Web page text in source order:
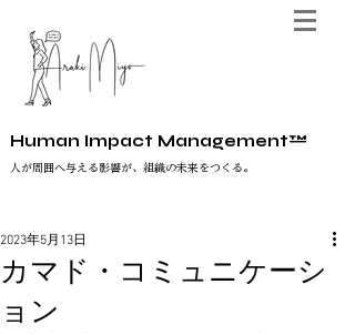
Human Impact Management™
人が周囲へ与える影響が、組織の未来をつくる。
カマド・コミュニケーシ
ョン
2023年5月13日